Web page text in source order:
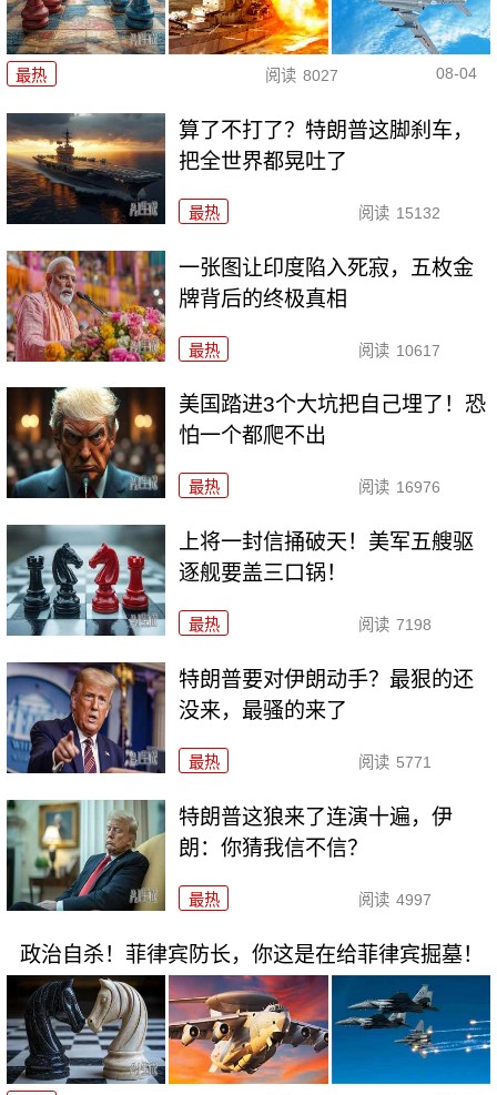
最热 阅读 8027 08-04
算了不打了？特朗普这脚刹车，
把全世界都晃吐了
最热 阅读 15132
一张图让印度陷入死寂，五枚金
牌背后的终极真相
最热 阅读 10617
美国踏进3个大坑把自己埋了！恐
怕一个都爬不出
最热 阅读 16976
上将一封信捅破天！美军五艘驱
逐舰要盖三口锅！
最热 阅读 7198
特朗普要对伊朗动手？最狠的还
没来，最骚的来了
最热 阅读 5771
特朗普这狼来了连演十遍，伊
朗：你猜我信不信？
最热 阅读 4997
政治自杀！菲律宾防长，你这是在给菲律宾掘墓！